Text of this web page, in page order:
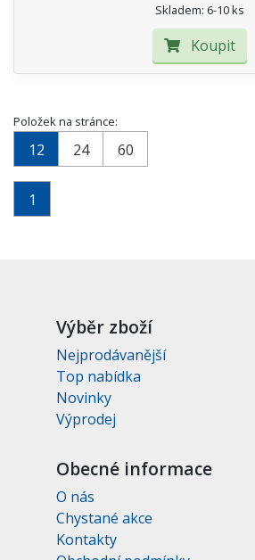
Skladem: 6-10 ks
Koupit
Položek na stránce:
12 24 60
1
Výběr zboží
Nejprodávanější
Top nabídka
Novinky
Výprodej
Obecné informace
O nás
Chystané akce
Kontakty